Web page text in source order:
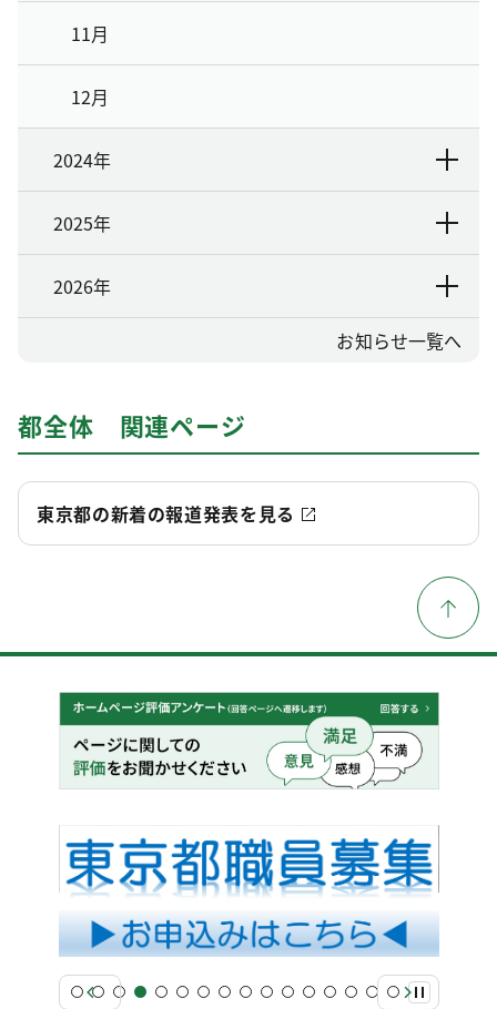
11月
12月
2024年
2025年
2026年
お知らせ一覧へ
都全体 関連ページ
東京都の新着の報道発表を見る